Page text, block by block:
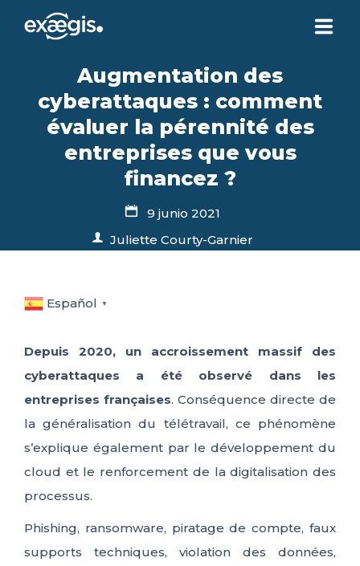
¿QUIÉNES SOMOS?
NUESTRAS OFERTAS
Augmentation des
cyberattaques : comment
évaluer la pérennité des
entreprises que vous
financez ?
9 junio 2021
Juliette Courty-Garnier
Español ▼
Depuis 2020, un accroissement massif des
cyberattaques a été observé dans les
entreprises françaises. Conséquence directe de
la généralisation du télétravail, ce phénomène
s’explique également par le développement du
cloud et le renforcement de la digitalisation des
processus.
Phishing, ransomware, piratage de compte, faux
supports techniques, violation des données,